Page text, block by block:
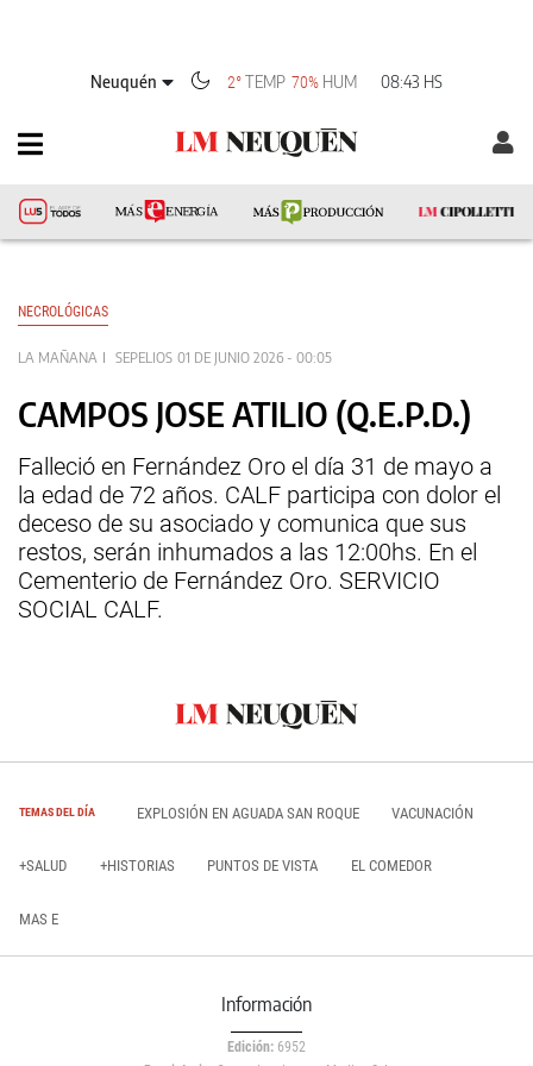
Neuquén 2°TEMP 70% HUM 08:43 HS
NECROLÓGICAS
LA MAÑANA SEPELIOS 01 DE JUNIO 2026 - 00:05
CAMPOS JOSE ATILIO (Q.E.P.D.)
Falleció en Fernández Oro el día 31 de mayo a
la edad de 72 años. CALF participa con dolor el
deceso de su asociado y comunica que sus
restos, serán inhumados a las 12:00hs. En el
Cementerio de Fernández Oro. SERVICIO
SOCIAL CALF.
TEMAS DEL DÍA EXPLOSIÓN EN AGUADA SAN ROQUE VACUNACIÓN
+SALUD +HISTORIAS PUNTOS DE VISTA EL COMEDOR
MAS E
Información
Edición: 6952